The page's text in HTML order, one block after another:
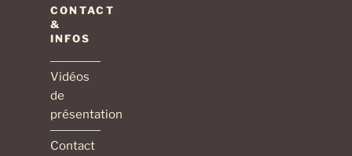
CONTACT
&
INFOS
Vidéos
de
présentation
Contact